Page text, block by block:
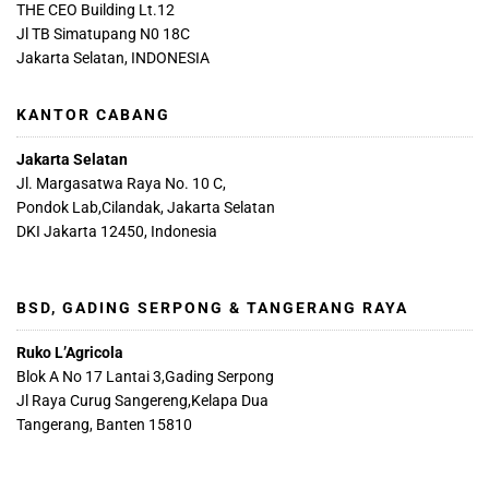
THE CEO Building Lt.12
Jl TB Simatupang N0 18C
Jakarta Selatan, INDONESIA
KANTOR CABANG
Jakarta Selatan
Jl. Margasatwa Raya No. 10 C,
Pondok Lab,Cilandak, Jakarta Selatan
DKI Jakarta 12450, Indonesia
BSD, GADING SERPONG & TANGERANG RAYA
Ruko L’Agricola
Blok A No 17 Lantai 3,Gading Serpong
Jl Raya Curug Sangereng,Kelapa Dua
Tangerang, Banten 15810